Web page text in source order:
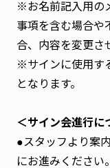
※お名前記入用の
事項を含む場合や
合、内容を変更さ
※サインに使用す
となります。
＜サイン会進行に
●スタッフより案
にお進みください。